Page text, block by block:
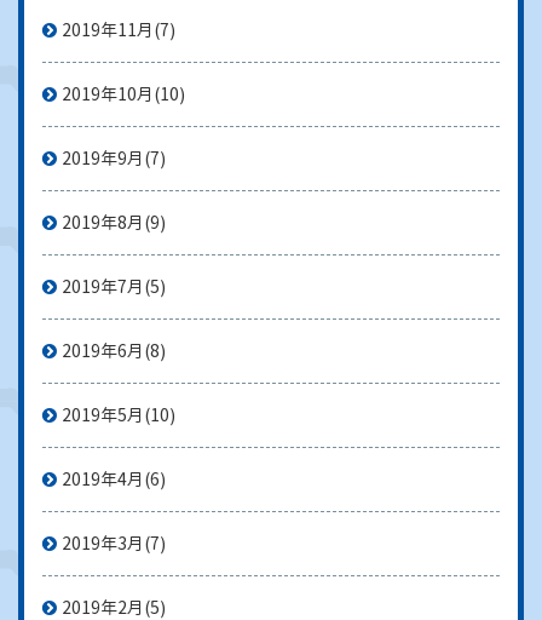
2019年11月 (7)
2019年10月 (10)
2019年9月 (7)
2019年8月 (9)
2019年7月 (5)
2019年6月 (8)
2019年5月 (10)
2019年4月 (6)
2019年3月 (7)
2019年2月 (5)